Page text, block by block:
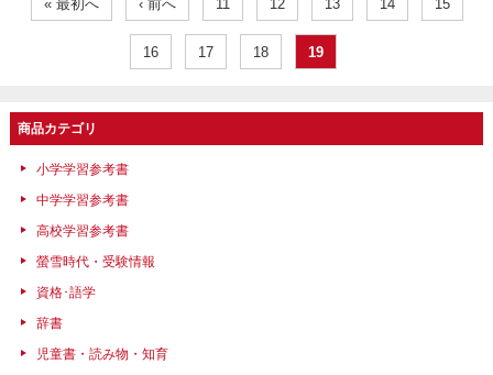
« 最初へ ‹ 前へ 11 12 13 14 15
16 17 18 19
商品カテゴリ
小学学習参考書
中学学習参考書
高校学習参考書
螢雪時代・受験情報
資格･語学
辞書
児童書・読み物・知育